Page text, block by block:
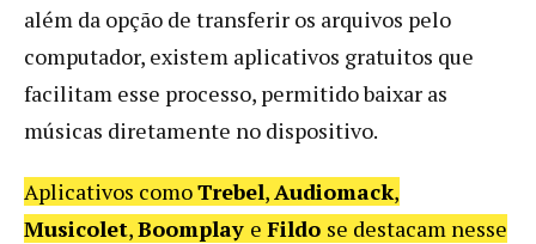
além da opção de transferir os arquivos pelo
computador, existem aplicativos gratuitos que
facilitam esse processo, permitido baixar as
músicas diretamente no dispositivo.
Aplicativos comoTrebel,Audiomack,
Musicolet,Boomplay e Fildo se destacam nesse